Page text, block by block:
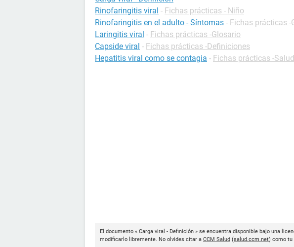
Rinofaringitis viral - Fichas prácticas - Niño
Rinofaringitis en el adulto - Síntomas - Fichas prácticas -
Laringitis viral - Fichas prácticas -Glosario
Capside viral - Fichas prácticas -Definiciones
Hepatitis viral como se contagia - Fichas prácticas -Salud
El documento « Carga viral - Definición » se encuentra disponible bajo una
modificarlo libremente. No olvides citar a CCM Salud (salud.ccm.net) como tu